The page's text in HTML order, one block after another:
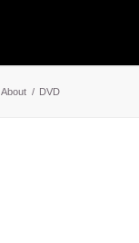
About / DVD